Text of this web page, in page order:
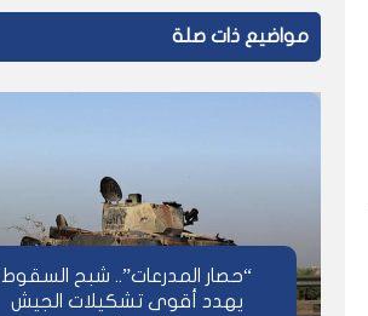
مواضيع ذات صلة
“حصار المدرعات”.. شبح السقوط
يهدد أقوى تشكيلات الجيش